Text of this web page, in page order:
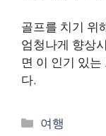
골프를 치기 위
엄청나게 향상
면 이 인기 있
다.
Categories
여행